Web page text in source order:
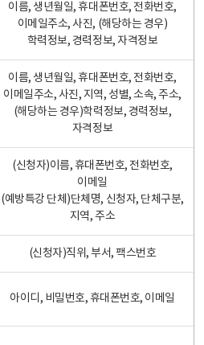
이름, 생년월일, 휴대폰번호, 전화번호,
이메일주소, 사진, (해당하는 경우)
학력정보, 경력정보, 자격정보
이름, 생년월일, 휴대폰번호, 전화번호,
이메일주소, 사진, 지역, 성별, 소속, 주소,
(해당하는 경우)학력정보, 경력정보,
자격정보
(신청자)이름, 휴대폰번호, 전화번호,
이메일
(예방특강 단체)단체명, 신청자, 단체구분,
지역, 주소
(신청자)직위, 부서, 팩스번호
아이디, 비밀번호, 휴대폰번호, 이메일